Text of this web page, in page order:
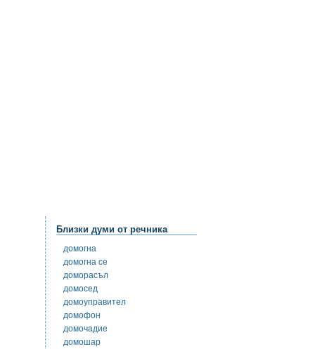
Близки думи от речника
домогна
домогна се
доморасъл
домосед
домоуправител
домофон
домочадие
домошар